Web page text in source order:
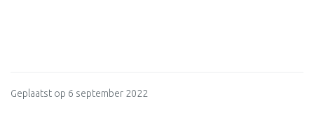
Geplaatst op 6 september 2022